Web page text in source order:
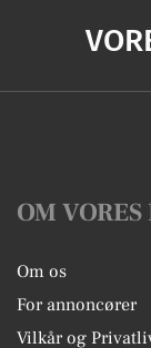
OM
Om os
For annoncører
Vilkår og